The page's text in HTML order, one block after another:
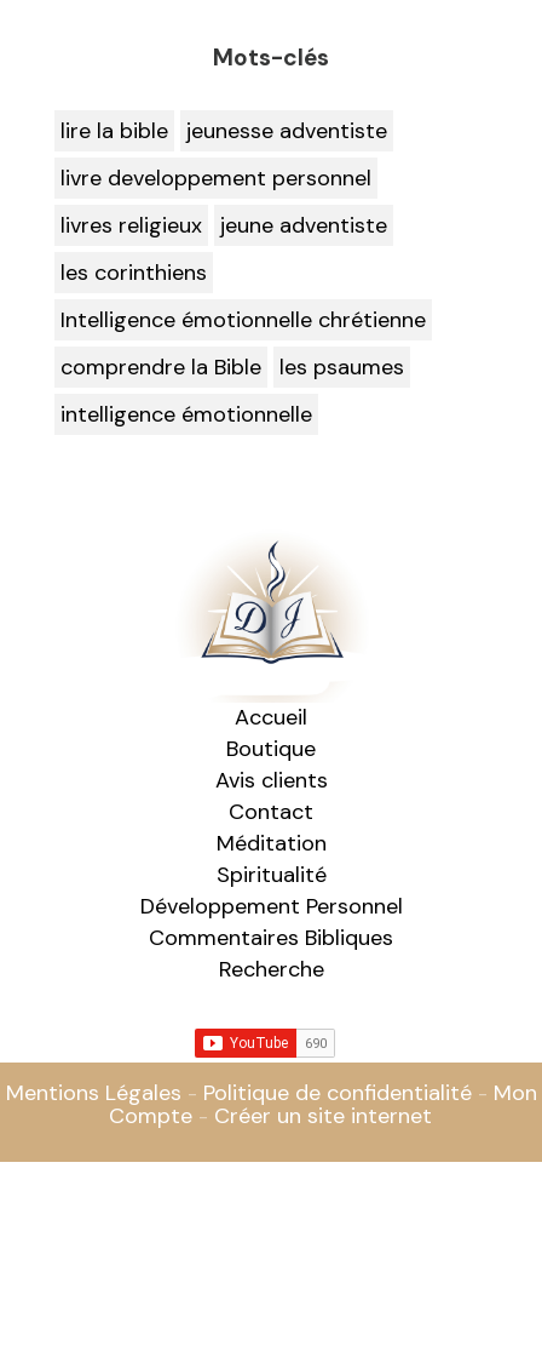
Mots-clés
lire la bible
jeunesse adventiste
livre developpement personnel
livres religieux
jeune adventiste
les corinthiens
Intelligence émotionnelle chrétienne
comprendre la Bible
les psaumes
intelligence émotionnelle
Accueil
Boutique
Avis clients
Contact
Méditation
Spiritualité
Développement Personnel
Commentaires Bibliques
Recherche
Mentions Légales Politique de confidentialité Mon
Compte Créer un site internet